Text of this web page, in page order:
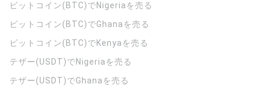
ビットコイン(BTC)でNigeriaを売る
ビットコイン(BTC)でGhanaを売る
ビットコイン(BTC)でKenyaを売る
テザー(USDT)でNigeriaを売る
テザー(USDT)でGhanaを売る